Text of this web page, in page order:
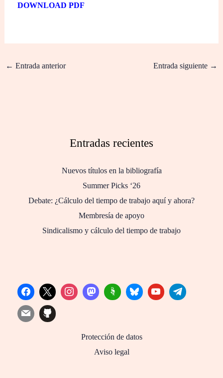
DOWNLOAD PDF
← Entrada anterior Entrada siguiente →
Entradas recientes
Nuevos títulos en la bibliografía
Summer Picks ‘26
Debate: ¿Cálculo del tiempo de trabajo aquí y ahora?
Membresía de apoyo
Sindicalismo y cálculo del tiempo de trabajo
Protección de datos
Aviso legal